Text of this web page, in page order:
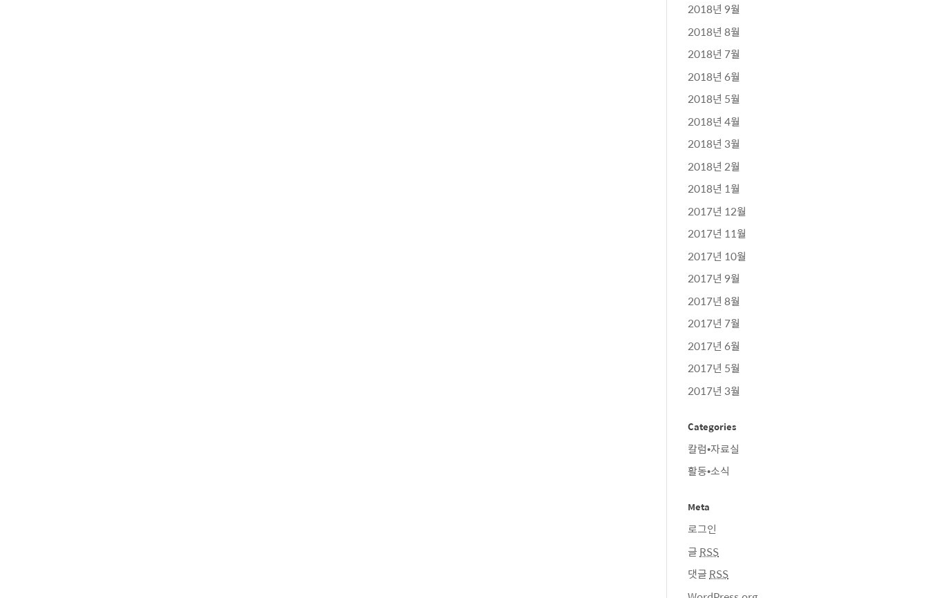
2018년 9월
2018년 8월
2018년 7월
2018년 6월
2018년 5월
2018년 4월
2018년 3월
2018년 2월
2018년 1월
2017년 12월
2017년 11월
2017년 10월
2017년 9월
2017년 8월
2017년 7월
2017년 6월
2017년 5월
2017년 3월
Categories
칼럼•자료실
활동•소식
Meta
로그인
글 RSS
댓글 RSS